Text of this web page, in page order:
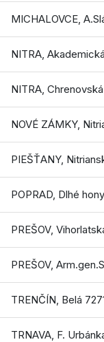
TRNAVA, F.